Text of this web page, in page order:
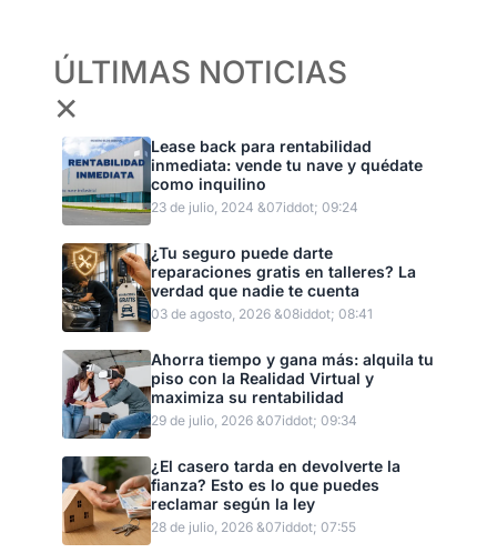
ÚLTIMAS NOTICIAS
✕
Lease back para rentabilidad
inmediata: vende tu nave y quédate
como inquilino
23 de julio, 2024 &07iddot; 09:24
¿Tu seguro puede darte
reparaciones gratis en talleres? La
verdad que nadie te cuenta
03 de agosto, 2026 &08iddot; 08:41
Ahorra tiempo y gana más: alquila tu
piso con la Realidad Virtual y
maximiza su rentabilidad
29 de julio, 2026 &07iddot; 09:34
¿El casero tarda en devolverte la
fianza? Esto es lo que puedes
reclamar según la ley
28 de julio, 2026 &07iddot; 07:55